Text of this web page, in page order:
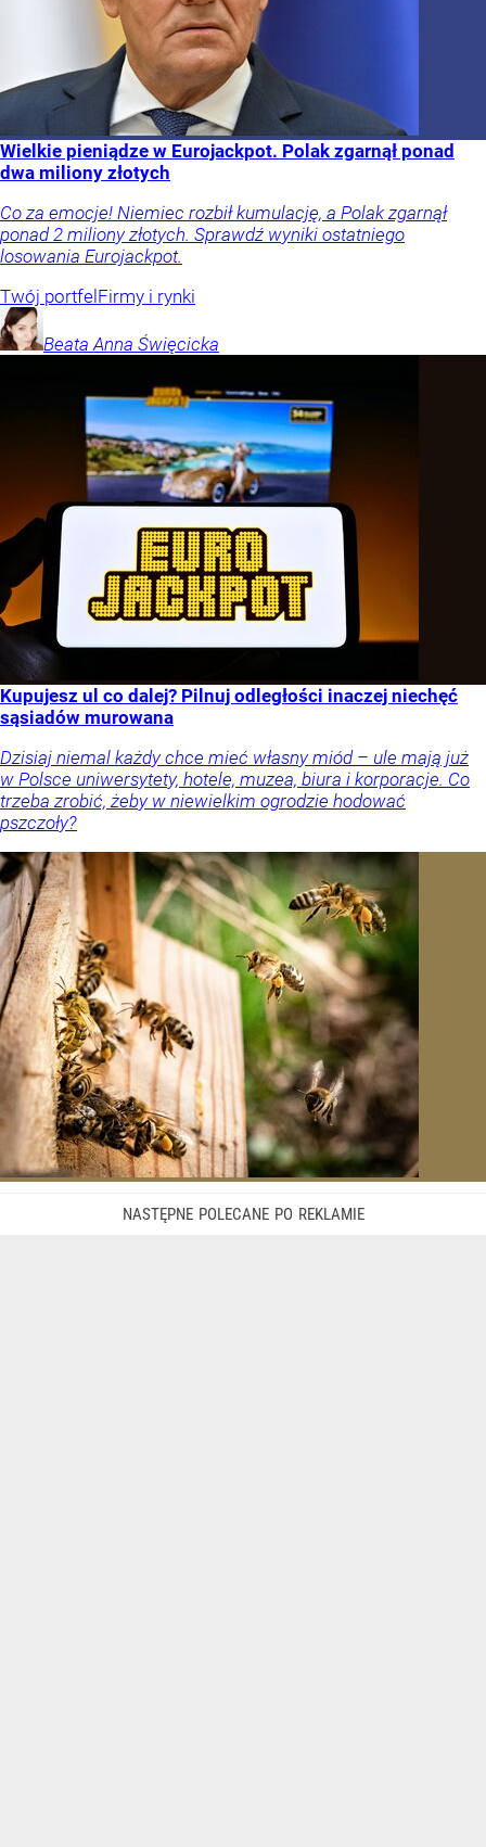
Wielkie pieniądze w Eurojackpot. Polak zgarnął ponad
dwa miliony złotych
Co za emocje! Niemiec rozbił kumulację, a Polak zgarnął
ponad 2 miliony złotych. Sprawdź wyniki ostatniego
losowania Eurojackpot.
Twój portfelFirmy i rynki
Beata Anna Święcicka
Kupujesz ul co dalej? Pilnuj odległości inaczej niechęć
sąsiadów murowana
Dzisiaj niemal każdy chce mieć własny miód – ule mają już
w Polsce uniwersytety, hotele, muzea, biura i korporacje. Co
trzeba zrobić, żeby w niewielkim ogrodzie hodować
pszczoły?